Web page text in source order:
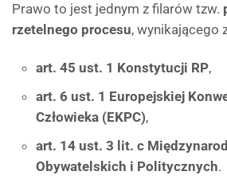
Prawo to jest jednym z filarów tzw.
rzetelnego procesu, wynikającego
art. 45 ust. 1 Konstytucji RP,
art. 6 ust. 1 Europejskiej
Człowieka (EKPC),
art. 14 ust. 3 lit. c
Obywatelskich i Politycznych.